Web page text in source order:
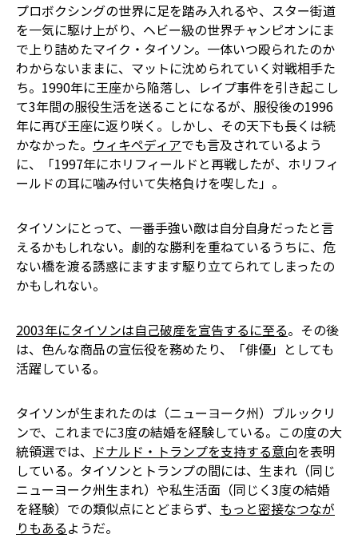
プロボクシングの世界に足を踏み入れるや、スター街道
を一気に駆け上がり、ヘビー級の世界チャンピオンにま
で上り詰めたマイク・タイソン。一体いつ殴られたのか
わからないままに、マットに沈められていく対戦相手た
ち。1990年に王座から陥落し、レイプ事件を引き起こし
て3年間の服役生活を送ることになるが、服役後の1996
年に再び王座に返り咲く。しかし、その天下も長くは続
かなかった。 ウィキペディアでも言及されているよう
に、「1997年にホリフィールドと再戦したが、ホリフィ
ールドの耳に噛み付いて失格負けを喫した」。
タイソンにとって、一番手強い敵は自分自身だったと言
えるかもしれない。劇的な勝利を重ねているうちに、危
ない橋を渡る誘惑にますます駆り立てられてしまったの
かもしれない。
2003年にタイソンは自己破産を宣告するに至る。その後
は、色んな商品の宣伝役を務めたり、「俳優」としても
活躍している。
タイソンが生まれたのは（ニューヨーク州）ブルックリ
ンで、これまでに3度の結婚を経験している。この度の大
統領選では、 ドナルド・トランプを支持する意向を表明
している。タイソンとトランプの間には、生まれ（同じ
ニューヨーク州生まれ）や私生活面（同じく3度の結婚
を経験）での類似点にとどまらず、 もっと密接なつなが
りもあるようだ。